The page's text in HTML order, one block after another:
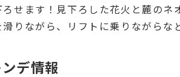
ろせます！見下ろした花火と麓の
滑りながら、リフトに乗りながらな
デ情報